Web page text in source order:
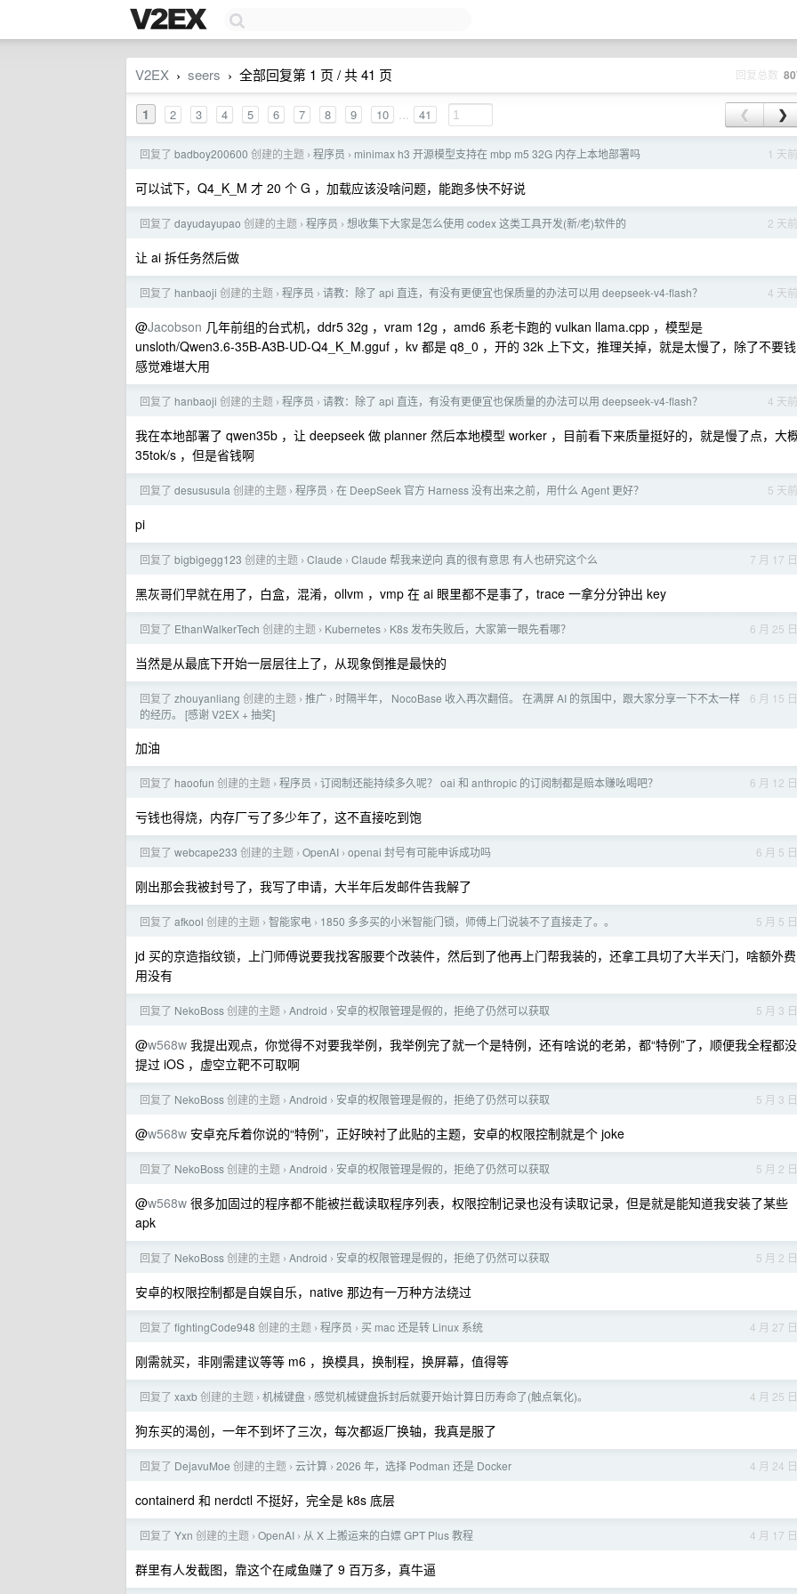
V2EX › seers › 全部回复第 1 页 / 共 41 页 回复总数
1 2 3 4 5 6 7 8 9 10 ... 41 ❮ ❯
1 天前
回复了 badboy200600 创建的主题 › 程序员 › minimax h3 开源模型支持在 mbp m5 32G 内存上本地部署吗
可以试下，Q4_K_M 才 20 个 G ，加载应该没啥问题，能跑多快不好说
2 天前
回复了 dayudayupao 创建的主题 › 程序员 › 想收集下大家是怎么使用 codex 这类工具开发(新/老)软件的
让 ai 拆任务然后做
4 天前
回复了 hanbaoji 创建的主题 › 程序员 › 请教：除了 api 直连，有没有更便宜也保质量的办法可以用 deepseek-v4-flash？
@Jacobson 几年前组的台式机，ddr5 32g ，vram 12g ，amd6 系老卡跑的 vulkan llama.cpp ，模型是
unsloth/Qwen3.6-35B-A3B-UD-Q4_K_M.gguf ，kv 都是 q8_0 ，开的 32k 上下文，推理关掉，就是太慢了，除了不要钱
感觉难堪大用
4 天前
回复了 hanbaoji 创建的主题 › 程序员 › 请教：除了 api 直连，有没有更便宜也保质量的办法可以用 deepseek-v4-flash？
我在本地部署了 qwen35b ，让 deepseek 做 planner 然后本地模型 worker ，目前看下来质量挺好的，就是慢了点，大
35tok/s ，但是省钱啊
5 天前
回复了 desususula 创建的主题 › 程序员 › 在 DeepSeek 官方 Harness 没有出来之前，用什么 Agent 更好？
pi
7 月 17 日
回复了 bigbigegg123 创建的主题 › Claude › Claude 帮我来逆向 真的很有意思 有人也研究这个么
黑灰哥们早就在用了，白盒，混淆，ollvm ，vmp 在 ai 眼里都不是事了，trace 一拿分分钟出 key
6 月 25 日
回复了 EthanWalkerTech 创建的主题 › Kubernetes › K8s 发布失败后，大家第一眼先看哪？
当然是从最底下开始一层层往上了，从现象倒推是最快的
6 月 15 日
回复了 zhouyanliang 创建的主题 › 推广 › 时隔半年， NocoBase 收入再次翻倍。 在满屏 AI 的氛围中，跟大家分享一下不太一样
的经历。 [感谢 V2EX + 抽奖]
加油
6 月 12 日
回复了 haoofun 创建的主题 › 程序员 › 订阅制还能持续多久呢？ oai 和 anthropic 的订阅制都是赔本赚吆喝吧？
亏钱也得烧，内存厂亏了多少年了，这不直接吃到饱
6 月 5 日
回复了 webcape233 创建的主题 › OpenAI › openai 封号有可能申诉成功吗
刚出那会我被封号了，我写了申请，大半年后发邮件告我解了
5 月 5 日
回复了 afkool 创建的主题 › 智能家电 › 1850 多多买的小米智能门锁，师傅上门说装不了直接走了。。
jd 买的京造指纹锁，上门师傅说要我找客服要个改装件，然后到了他再上门帮我装的，还拿工具切了大半天门，啥额外费
用没有
5 月 3 日
回复了 NekoBoss创建的主题 › Android › 安卓的权限管理是假的，拒绝了仍然可以获取
@w568w 我提出观点，你觉得不对要我举例，我举例完了就一个是特例，还有啥说的老弟，都“特例”了，顺便我全程都没
提过 iOS ，虚空立靶不可取啊
5 月 3 日
回复了 NekoBoss创建的主题 › Android › 安卓的权限管理是假的，拒绝了仍然可以获取
@w568w 安卓充斥着你说的“特例”，正好映衬了此贴的主题，安卓的权限控制就是个 joke
5 月 2 日
回复了 NekoBoss创建的主题 › Android › 安卓的权限管理是假的，拒绝了仍然可以获取
@w568w 很多加固过的程序都不能被拦截读取程序列表，权限控制记录也没有读取记录，但是就是能知道我安装了某些
apk
5 月 2 日
回复了 NekoBoss创建的主题 › Android › 安卓的权限管理是假的，拒绝了仍然可以获取
安卓的权限控制都是自娱自乐，native 那边有一万种方法绕过
4 月 27 日
回复了 fightingCode948 创建的主题 › 程序员 › 买 mac 还是转 Linux 系统
刚需就买，非刚需建议等等 m6 ，换模具，换制程，换屏幕，值得等
4 月 25 日
回复了 xaxb创建的主题 › 机械键盘 › 感觉机械键盘拆封后就要开始计算日历寿命了(触点氧化)。
狗东买的渴创，一年不到坏了三次，每次都返厂换轴，我真是服了
4 月 24 日
回复了 DejavuMoe 创建的主题 › 云计算 › 2026 年，选择 Podman 还是 Docker
containerd 和 nerdctl 不挺好，完全是 k8s 底层
4 月 17 日
回复了 Yxn 创建的主题 › OpenAI › 从 X 上搬运来的白嫖 GPT Plus 教程
群里有人发截图，靠这个在咸鱼赚了 9 百万多，真牛逼